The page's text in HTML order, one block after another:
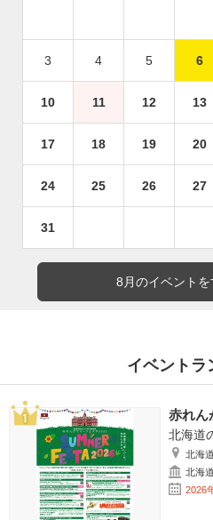
3 4 5 6
10 11 12 13
17 18 19 20
24 25 26 27
31
8月のイベントを
イベントラ
赤れん
北海道
北海道
北海
2026